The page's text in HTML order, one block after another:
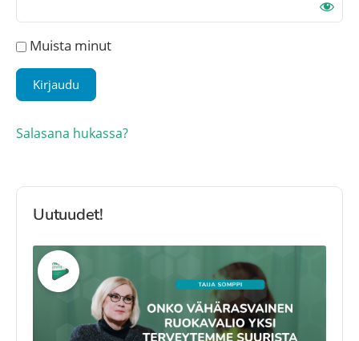
Muista minut
Salasana hukassa?
Uutuudet!